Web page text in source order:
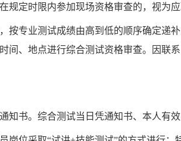
定时限内参加现场资格审查的，视为应
按专业测试成绩由高到低的顺序确定递
间、地点进行综合测试资格审查。因联
书。综合测试当日凭通知书、本人有